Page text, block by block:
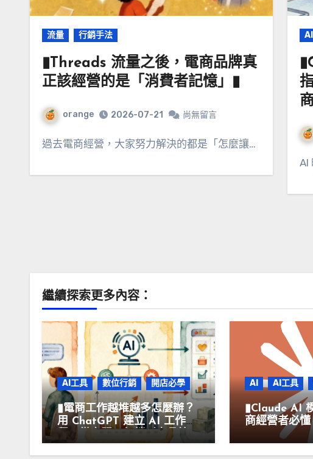
流量 行銷手法
▮Threads 流量之後，電商品牌真
正該經營的是「消費者記憶」▮
orange 2026-07-21 尚無留言
過去電商經營，大家努力解決的都是「怎麼讓…
AI
繼續探索更多內容：
AI工具 數位行銷 開店必學
▮電商工作越堆越多怎麼辦？
用 ChatGPT 建立 AI 工作流
程，從客服、行銷到商品管
理提升營運效率▮
AI AI工具
▮Claude AI
商經營者必
Sonnet、
率▮